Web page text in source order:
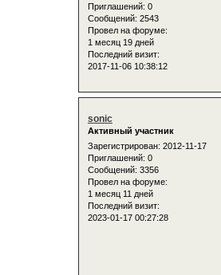
Приглашений: 0
Сообщений: 2543
Провел на форуме:
1 месяц 19 дней
Последний визит:
2017-11-06 10:38:12
sonic
Активный участник
Зарегистрирован: 2012-11-17
Приглашений: 0
Сообщений: 3356
Провел на форуме:
1 месяц 11 дней
Последний визит:
2023-01-17 00:27:28